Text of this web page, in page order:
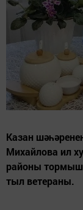
Казан
Михайлова ил
районы
тыл ветераны.